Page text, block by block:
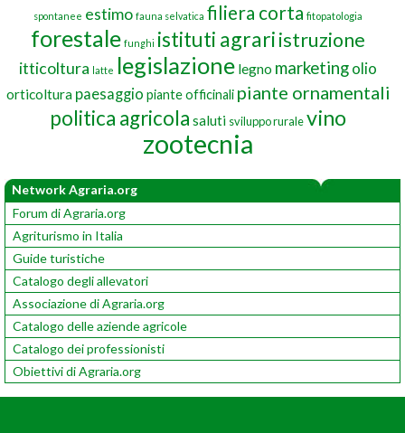
spontanee estimo fauna selvatica filiera corta fitopatologia
forestale funghi istituti agrariistruzione
itticoltura latte legislazione legno marketingolio
orticoltura paesaggio piante officinali piante ornamentali
politica agricola saluti sviluppo ruralevino
zootecnia
Network Agraria.org
Forum di Agraria.org
Agriturismo in Italia
Guide turistiche
Catalogo degli allevatori
Associazione di Agraria.org
Catalogo delle aziende agricole
Catalogo dei professionisti
Obiettivi di Agraria.org